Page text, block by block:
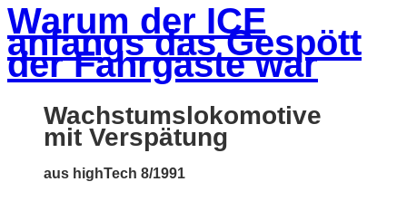
gegen
Bootslärm
antraten“
Warum der ICE
anfangs das Gespött
der Fahrgäste war
Wachstumslokomotive
mit Verspätung
aus highTech 8/1991